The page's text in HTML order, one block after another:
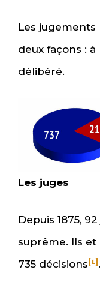
Les
deux façons : à
délibéré.
Les juges
Depuis 1875,
suprême. Ils et
735 décisions[1].